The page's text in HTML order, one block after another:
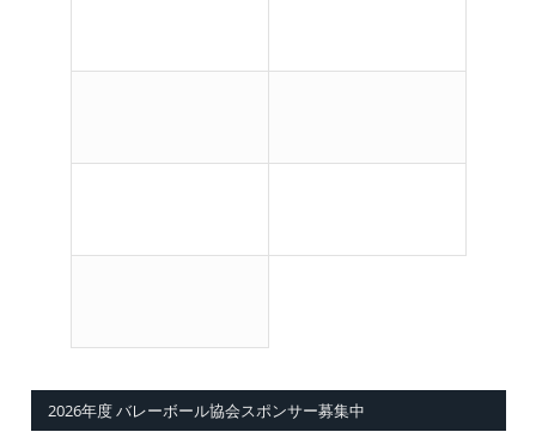
2026年度 バレーボール協会スポンサー募集中